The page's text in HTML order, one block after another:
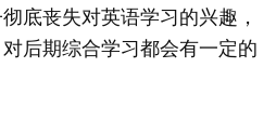
底丧失对英语学习的兴趣，
后期综合学习都会有一定的